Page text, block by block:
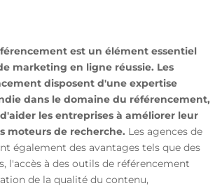
est un élément essentiel
marketing en ligne réussie. Les
disposent d'une expertise
dans le domaine du référencement,
les entreprises à améliorer leur
moteurs de recherche. Les agences de
également des avantages tels que des
l'accès à des outils de référencement
de la qualité du contenu,